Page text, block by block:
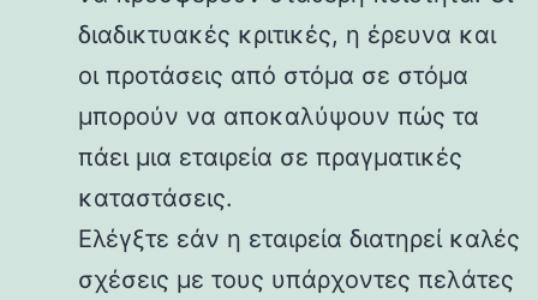
διαδικτυακές κριτικές, η έρευνα και
οι προτάσεις από στόμα σε στόμα
μπορούν να αποκαλύψουν πώς τα
πάει μια εταιρεία σε πραγματικές
καταστάσεις.
Ελέγξτε εάν η εταιρεία διατηρεί καλές
σχέσεις με τους υπάρχοντες πελάτες